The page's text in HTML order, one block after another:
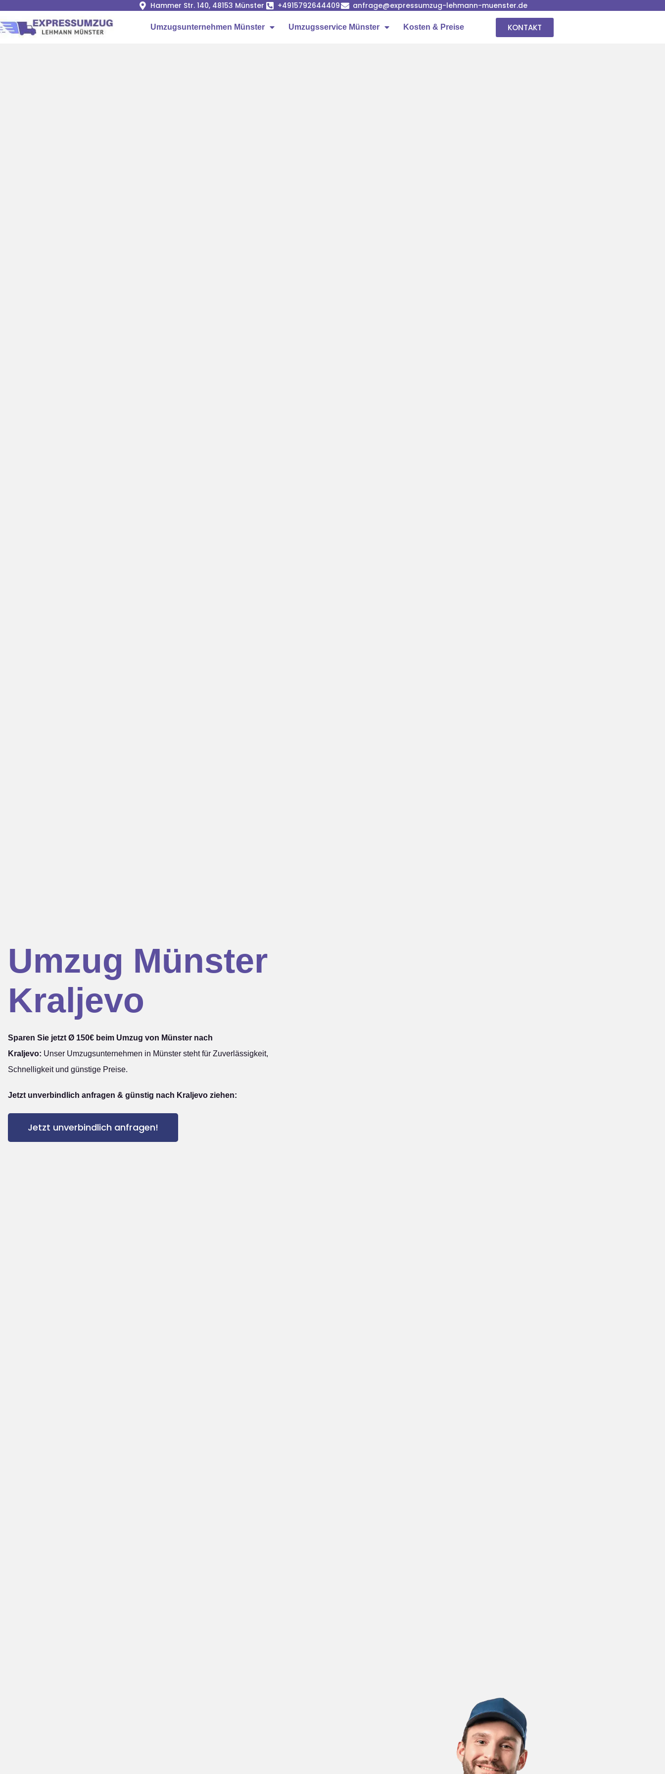
Hammer Str. 140, 48153 Münster +4915792644409 anfrage@expressumzug-lehmann-muenster.de
Umzugsunternehmen Münster Umzugsservice Münster Kosten & Preise KONTAKT
Umzug Münster
Kraljevo
Sparen Sie jetzt Ø 150€ beim Umzug von Münster nach
Kraljevo: Unser Umzugsunternehmen in Münster steht für Zuverlässigkeit,
Schnelligkeit und günstige Preise.
Jetzt unverbindlich anfragen & günstig nach Kraljevo ziehen:
Jetzt unverbindlich anfragen!